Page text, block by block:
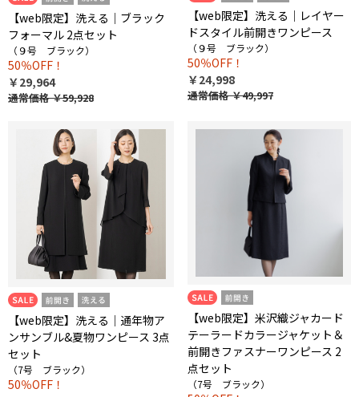
【web限定】洗える｜ブラック
フォーマル 2点セット
（９号 ブラック）
50％OFF！
￥29,964
通常価格￥59,928
【web限定】洗える｜レイヤー
ドスタイル前開きワンピース
（９号 ブラック）
50％OFF！
￥24,998
通常価格￥49,997
【web限定】洗える｜通年物ア
ンサンブル&夏物ワンピース 3点
セット
（7号 ブラック）
50％OFF！
【web限定】米沢織ジャカード
テーラードカラージャケット＆
前開きファスナーワンピース 2
点セット
（7号 ブラック）